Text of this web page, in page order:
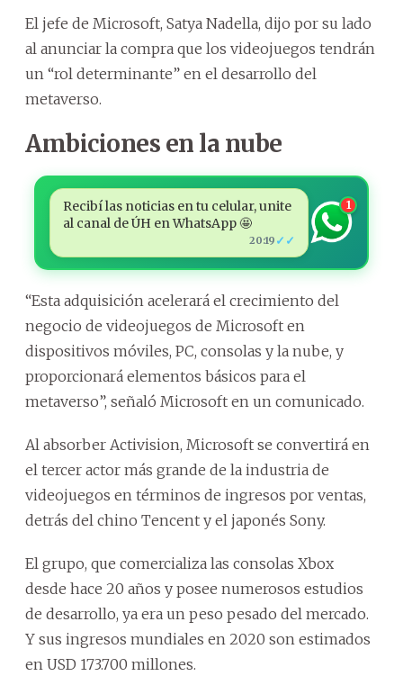
El jefe de Microsoft, Satya Nadella, dijo por su lado
al anunciar la compra que los videojuegos tendrán
un “rol determinante” en el desarrollo del
metaverso.
Ambiciones en la nube
Recibí las noticias en tu celular, unite
al canal de ÚH en WhatsApp 🤩
20:19 ✓✓
1
“Esta adquisición acelerará el crecimiento del
negocio de videojuegos de Microsoft en
dispositivos móviles, PC, consolas y la nube, y
proporcionará elementos básicos para el
metaverso”, señaló Microsoft en un comunicado.
Al absorber Activision, Microsoft se convertirá en
el tercer actor más grande de la industria de
videojuegos en términos de ingresos por ventas,
detrás del chino Tencent y el japonés Sony.
El grupo, que comercializa las consolas Xbox
desde hace 20 años y posee numerosos estudios
de desarrollo, ya era un peso pesado del mercado.
Y sus ingresos mundiales en 2020 son estimados
en USD 173.700 millones.